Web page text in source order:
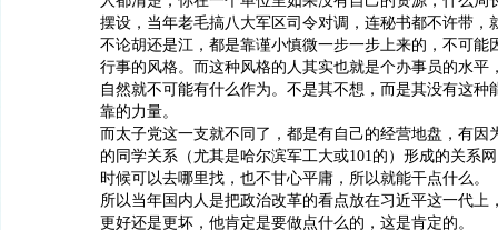
摆设，当年老毛搞八大军区司令对调，连秘书都不许带，
不论胡还是江，都是靠谨小慎微一步一步上来的，不可能
行事的风格。而这种风格的人其实也就是个办事员的水平
自然就不可能有什么作为。不是其不想，而是其没有这种
靠的力量。
而太子党这一支就不同了，都是有自己的经营地盘，有因
的同学关系（尤其是哈尔滨军工大或101的）形成的关系
时候可以去哪里找，也不甘心平庸，所以就能干点什么。
所以当年国内人是把政治改革的看点放在习近平这一代上
更好还是更坏，他肯定是要做点什么的，这是肯定的。